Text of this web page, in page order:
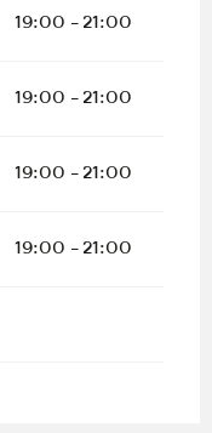
19:00 - 21:00
19:00 - 21:00
19:00 - 21:00
19:00 - 21:00